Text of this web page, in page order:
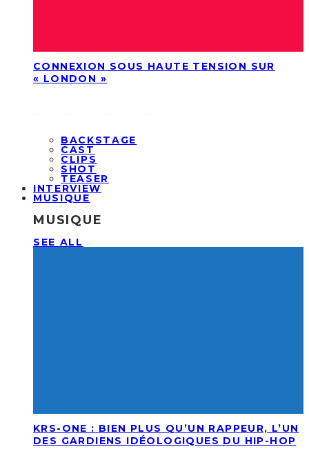
CONNEXION SOUS HAUTE TENSION SUR
« LONDON »
BACKSTAGE
CAST
CLIPS
SHOT
TEASER
INTERVIEW
MUSIQUE
MUSIQUE
SEE ALL
KRS-ONE : BIEN PLUS QU’UN RAPPEUR, L’UN
DES GARDIENS IDÉOLOGIQUES DU HIP-HOP